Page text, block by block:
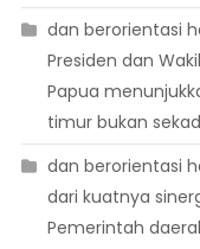
dan berorientasi
Presiden dan
Papua
timur bukan
dan berorientasi
dari kuatnya
Pemerintah